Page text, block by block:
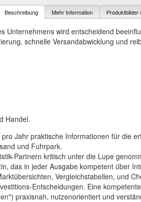
Beschreibung Mehr Information Produktbilder
Unternehmens wird entscheidend
schnelle Versandabwicklung und
Handel.
Jahr praktische Informationen für die
und Fuhrpark.
Partnern kritisch unter die Lupe
das in jeder Ausgabe kompetent über
Vergleichstabellen, und
Entscheidungen. Eine
praxisnah, nutzenorientiert und